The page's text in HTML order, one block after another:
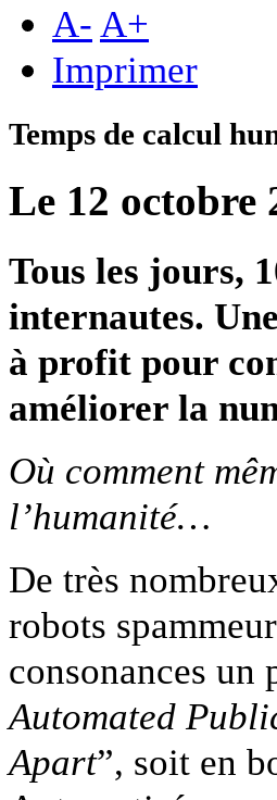
A- A+
Imprimer
Temps de calcul
Le 12 octobre
Tous les jours,
internautes.
à profit pour
améliorer la
Où comment
l’humanité…
De très
robots
consonances un
Automated
Apart”, soit en